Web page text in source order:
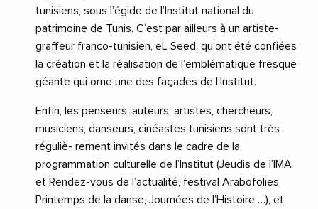
tunisiens, sous l’égide de l’Institut national du
patrimoine de Tunis. C’est par ailleurs à un artiste-
graffeur franco-tunisien, eL Seed, qu’ont été confiées
la création et la réalisation de l’emblématique fresque
géante qui orne une des façades de l’Institut.
Enfin, les penseurs, auteurs, artistes, chercheurs,
musiciens, danseurs, cinéastes tunisiens sont très
réguliè- rement invités dans le cadre de la
programmation culturelle de l’Institut (Jeudis de l’IMA
et Rendez-vous de l’actualité, festival Arabofolies,
Printemps de la danse, Journées de l’Histoire …), et